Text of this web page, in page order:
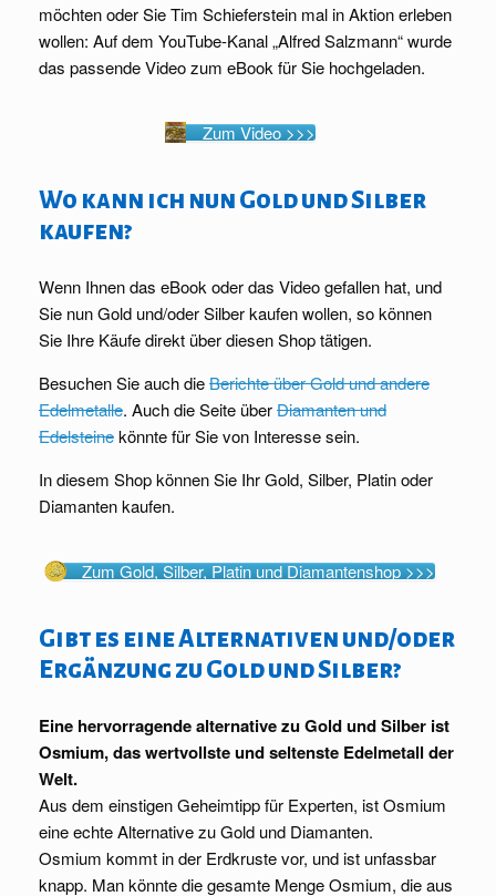
möchten oder Sie Tim Schieferstein mal in Aktion erleben
wollen: Auf dem YouTube-Kanal „Alfred Salzmann“ wurde
das passende Video zum eBook für Sie hochgeladen.
Zum Video >>>
Wo kann ich nun Gold und Silber
kaufen?
Wenn Ihnen das eBook oder das Video gefallen hat, und
Sie nun Gold und/oder Silber kaufen wollen, so können
Sie Ihre Käufe direkt über diesen Shop tätigen.
Besuchen Sie auch dieBerichte über Gold und andere
Edelmetalle. Auch die Seite überDiamanten und
Edelsteinekönnte für Sie von Interesse sein.
In diesem Shop können Sie Ihr Gold, Silber, Platin oder
Diamanten kaufen.
Zum Gold, Silber, Platin und Diamantenshop >>>
Gibt es eine Alternativen und/oder
Ergänzung zu Gold und Silber?
Eine hervorragende alternative zu Gold und Silber ist
Osmium, das wertvollste und seltenste Edelmetall der
Welt.
Aus dem einstigen Geheimtipp für Experten, ist Osmium
eine echte Alternative zu Gold und Diamanten.
Osmium kommt in der Erdkruste vor, und ist unfassbar
knapp. Man könnte die gesamte Menge Osmium, die aus